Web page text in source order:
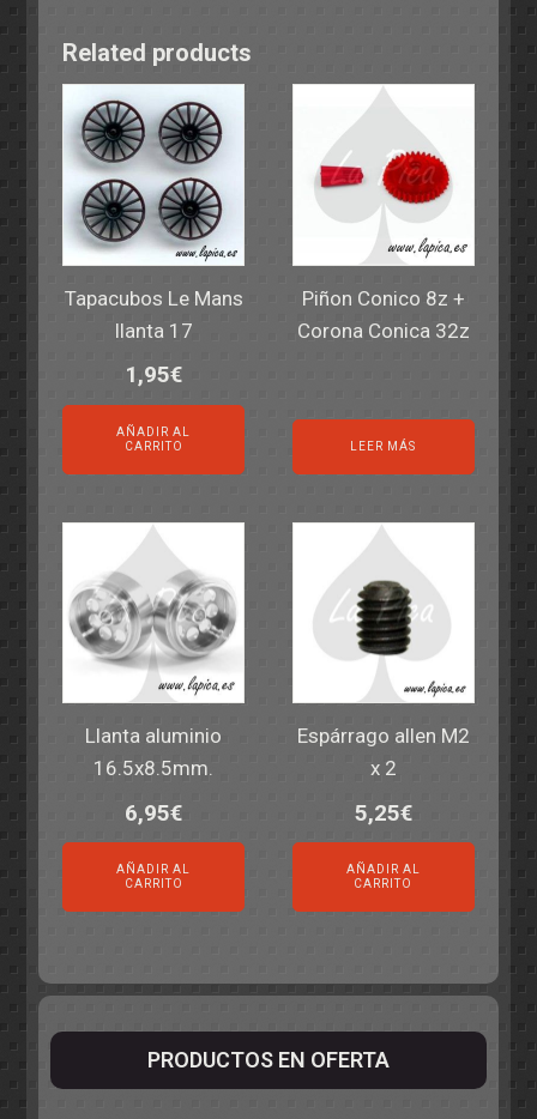
Related products
Tapacubos Le Mans
llanta 17
1,95€
AÑADIR AL
CARRITO
Piñon Conico 8z +
Corona Conica 32z
LEER MÁS
Llanta aluminio
16.5x8.5mm.
6,95€
AÑADIR AL
CARRITO
Espárrago allen M2
x 2
5,25€
AÑADIR AL
CARRITO
PRODUCTOS EN OFERTA